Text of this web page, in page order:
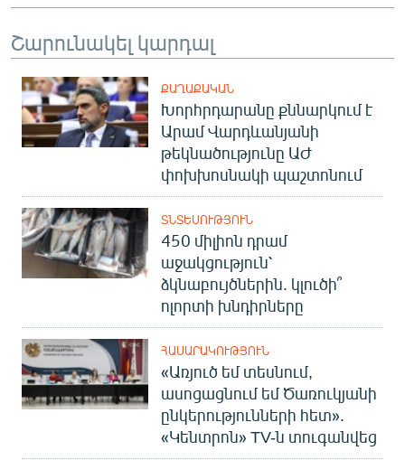
Շարունակել կարդալ
ՔԱՂԱՔԱԿԱՆ
Խորհրդարանը քննարկում է
Արամ Վարդևանյանի
թեկնածությունը ԱԺ
փոխխոսնակի պաշտոնում
ՏՆՏԵՍՈՒԹՅՈՒՆ
450 միլիոն դրամ
աջակցություն՝
ձկնաբույծներին. կլուծի՞
ոլորտի խնդիրները
ՀԱՍԱՐԱԿՈՒԹՅՈՒՆ
«Առյուծ եմ տեսնում,
ասոցացնում եմ Ծառուկյանի
ընկերությունների հետ».
«Կենտրոն» TV-ն տուգանվեց